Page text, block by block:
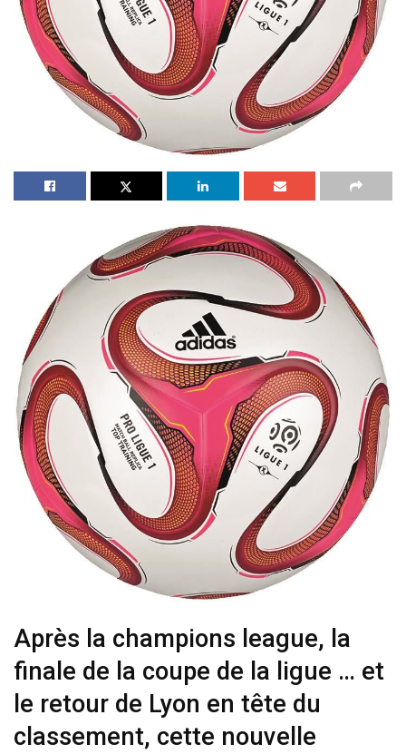
Après la champions league, la
finale de la coupe de la ligue … et
le retour de Lyon en tête du
classement, cette nouvelle